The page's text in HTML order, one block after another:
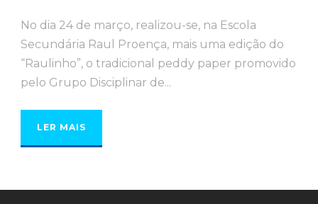
No dia 24 de março, realizou-se, na Escola
Secundária Raul Proença, mais uma edição do
“Raulinho”, o tradicional peddy paper promovido
pelo Grupo Disciplinar de...
LER MAIS